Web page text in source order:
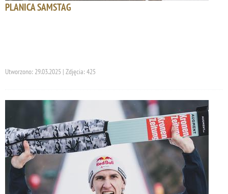
PLANICA SAMSTAG
Utworzono: 29.03.2025 | Zdjęcia: 425